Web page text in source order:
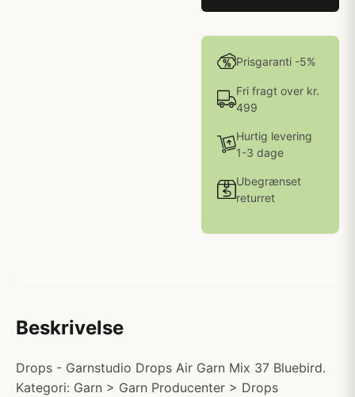
Prisgaranti -5%
Fri fragt over kr.
499
Hurtig levering
1-3 dage
Ubegrænset
returret
Beskrivelse
Drops - Garnstudio Drops Air Garn Mix 37 Bluebird.
Kategori: Garn > Garn Producenter > Drops